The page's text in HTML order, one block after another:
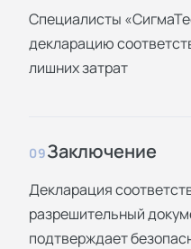
Специалисты
декларацию
лишних затрат
09Заключение
Декларация
разрешительный
подтверждает